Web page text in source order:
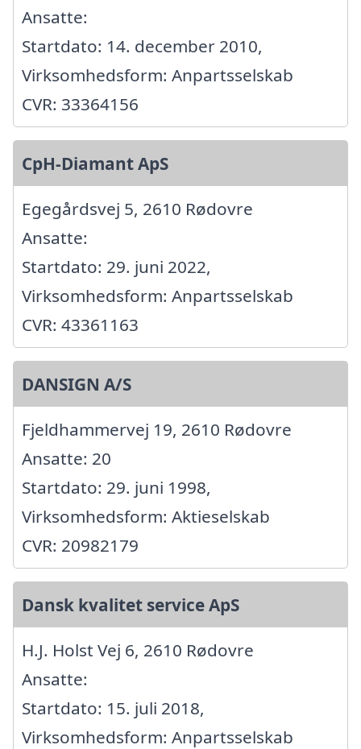
Ansatte:
Startdato: 14. december 2010,
Virksomhedsform: Anpartsselskab
CVR: 33364156
CpH-Diamant ApS
Egegårdsvej 5, 2610 Rødovre
Ansatte:
Startdato: 29. juni 2022,
Virksomhedsform: Anpartsselskab
CVR: 43361163
DANSIGN A/S
Fjeldhammervej 19, 2610 Rødovre
Ansatte: 20
Startdato: 29. juni 1998,
Virksomhedsform: Aktieselskab
CVR: 20982179
Dansk kvalitet service ApS
H.J. Holst Vej 6, 2610 Rødovre
Ansatte:
Startdato: 15. juli 2018,
Virksomhedsform: Anpartsselskab